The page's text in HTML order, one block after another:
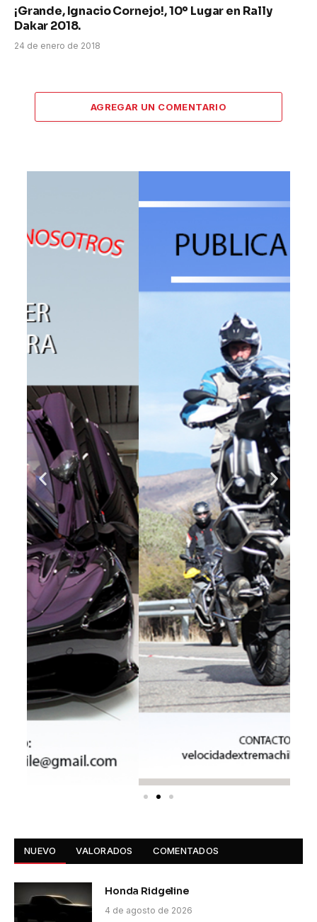
¡Grande, Ignacio Cornejo!, 10º Lugar en Rally
Dakar 2018.
24 de enero de 2018
AGREGAR UN COMENTARIO
NUEVO VALORADOS COMENTADOS
Honda Ridgeline
4 de agosto de 2026